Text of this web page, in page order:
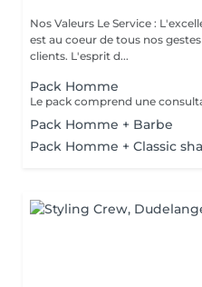
Nos Valeurs Le Service : L'excellence de la prestation de coiffure
est au coeur de tous nos
clients. L'esprit d...
Pack Homme
Pack Homme + Barbe
Pack Homme + Classic